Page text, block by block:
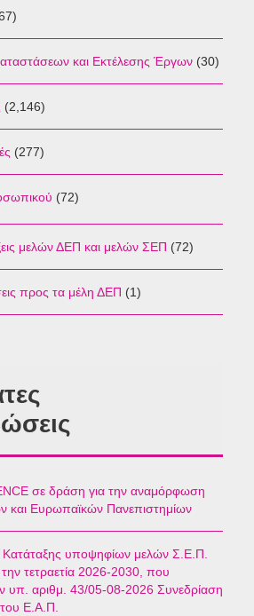
και Εκτέλεσης Έργων (30)
(2,146)
(277)
(72)
μελών ΔΕΠ και μελών ΣΕΠ (72)
προς τα μέλη ΔΕΠ (1)
σε δράση για την αναμόρφωση
και Ευρωπαϊκών Πανεπιστημίων
Κατάταξης υποψηφίων μελών Σ.Ε.Π.
τετραετία 2026-2030, που
υπ. αριθμ. 43/05-08-2026 Συνεδρίαση
Ε.Α.Π.